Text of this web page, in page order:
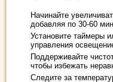
Начинайте
добавляя по 30-60
Установите таймеры
управления
Поддерживайте
чтобы избежать
Следите за